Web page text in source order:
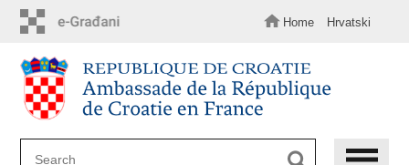
content
Home Hrvatski